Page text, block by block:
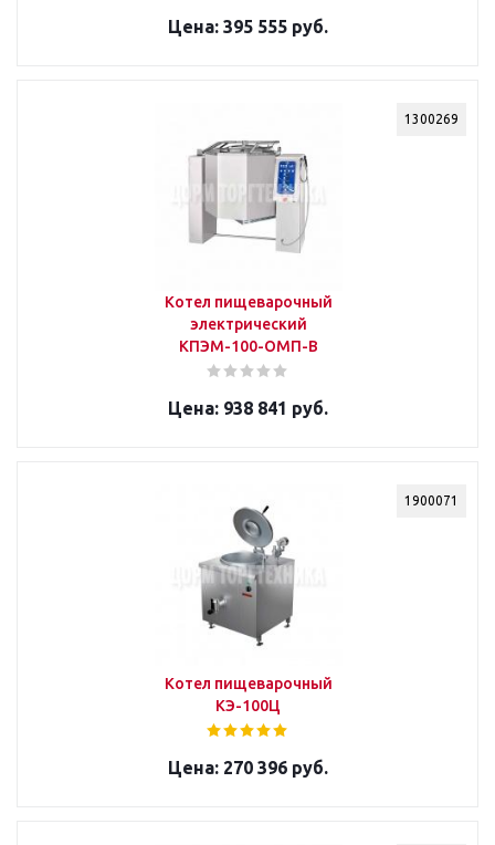
395 555 руб.
1300269
Котел пищеварочный
электрический
КПЭМ-100-ОМП-В
938 841 руб.
1900071
Котел пищеварочный
КЭ-100Ц
270 396 руб.